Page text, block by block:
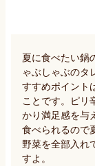
夏に食べたい鍋
ゃぶしゃぶのタ
すすめポイント
ことです。ピリ
かり満足感を与
食べられるので
野菜を全部入れ
すよ。